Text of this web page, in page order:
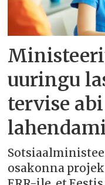
uuringu
tervise
osakonna